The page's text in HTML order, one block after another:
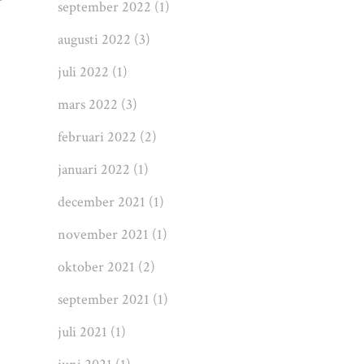
september 2022 (1)
augusti 2022 (3)
juli 2022 (1)
mars 2022 (3)
februari 2022 (2)
januari 2022 (1)
december 2021 (1)
november 2021 (1)
oktober 2021 (2)
september 2021 (1)
juli 2021 (1)